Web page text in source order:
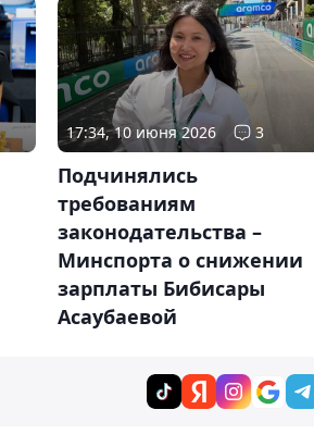
17:34, 10 июня 2026 3
Подчинялись
требованиям
законодательства –
Минспорта о снижении
зарплаты Бибисары
Асаубаевой